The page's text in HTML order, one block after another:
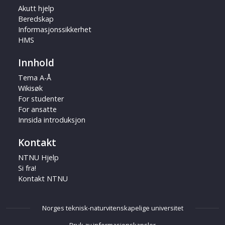
Akutt hjelp
Beredskap
Informasjonssikkerhet
HMS
Innhold
Tema A-Å
Wikisøk
For studenter
For ansatte
Innsida introduksjon
Kontakt
NTNU Hjelp
Si fra!
Kontakt NTNU
Norges teknisk-naturvitenskapelige universitet